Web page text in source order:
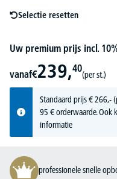
Selectie resetten
Uw premium prijs incl.
vanaf€239,40
(per st.)
Standaard prijs€266,-
95 € orderwaarde.
informatie
professionele snelle